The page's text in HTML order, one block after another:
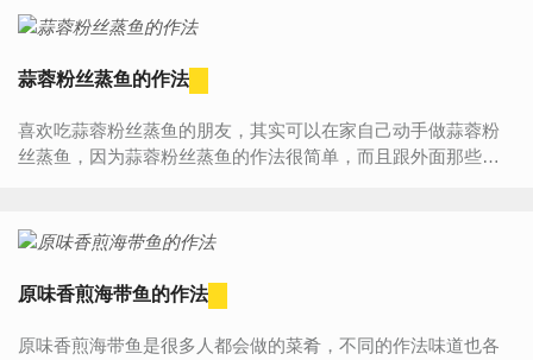
蒜蓉粉丝蒸鱼的作法
喜欢吃蒜蓉粉丝蒸鱼的朋友，其实可以在家自己动手做蒜蓉粉
丝蒸鱼，因为蒜蓉粉丝蒸鱼的作法很简单，而且跟外面那些餐
原味香煎海带鱼的作法
原味香煎海带鱼是很多人都会做的菜肴，不同的作法味道也各